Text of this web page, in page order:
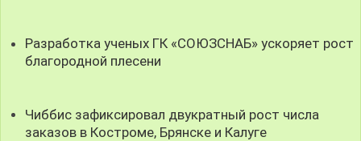
Разработка ученых ГК «СОЮЗСНАБ» ускоряет рост
благородной плесени
Чиббис зафиксировал двукратный рост числа
заказов в Костроме, Брянске и Калуге